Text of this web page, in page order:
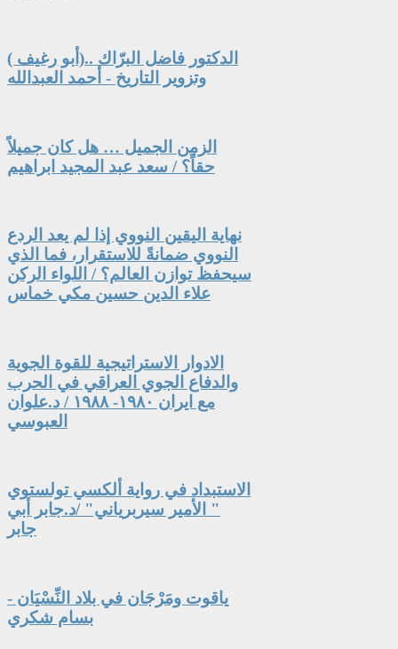
الدكتور فاضل البرّاك ..(أبو رغيف )
وتزوير التاريخ - أحمد العبدالله
الزمن الجميل … هل كان جميلاً
حقاً؟ / سعد عبد المجيد ابراهيم
نهاية اليقين النووي إذا لم يعد الردع
النووي ضمانةً للاستقرار، فما الذي
سيحفظ توازن العالم؟ / اللواء الركن
علاء الدين حسين مكي خماس
الادوار الاستراتيجية للقوة الجوية
والدفاع الجوي العراقي في الحرب
مع ايران ١٩٨٠- ١٩٨٨ / د.علوان
العبوسي
الاستبداد في رواية ألكسي تولستوي
" الأمير سيربرياني" /د.جابر أبي
جابر
ياقوت ومَرْجَان في بلاد النِّسْيَان -
بسام شكري